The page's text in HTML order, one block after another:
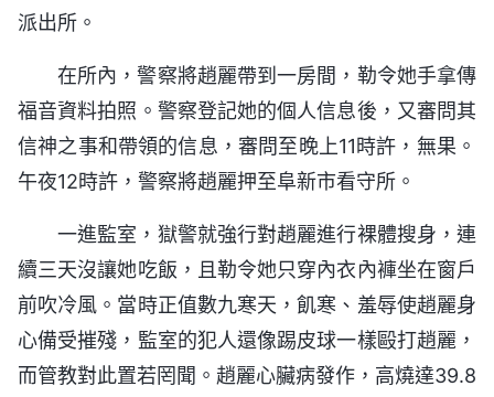
派出所。
在所內，警察將趙麗帶到一房間，勒令她手拿傳
福音資料拍照。警察登記她的個人信息後，又審問其
信神之事和帶領的信息，審問至晚上11時許，無果。
午夜12時許，警察將趙麗押至阜新市看守所。
一進監室，獄警就強行對趙麗進行裸體搜身，連
續三天沒讓她吃飯，且勒令她只穿內衣內褲坐在窗戶
前吹冷風。當時正值數九寒天，飢寒、羞辱使趙麗身
心備受摧殘，監室的犯人還像踢皮球一樣毆打趙麗，
而管教對此置若罔聞。趙麗心臟病發作，高燒達39.8